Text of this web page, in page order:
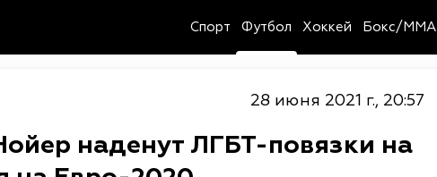
Спорт Футбол Хоккей Бокс/MMA
28 июня 2021 г., 20:57
наденут ЛГБТ-повязки на